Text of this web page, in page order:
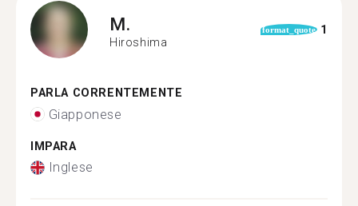
M.
Hiroshima
format_quote 1
PARLA CORRENTEMENTE
Giapponese
IMPARA
Inglese